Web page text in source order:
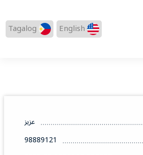
English
Tagalog
عزيز
98889121